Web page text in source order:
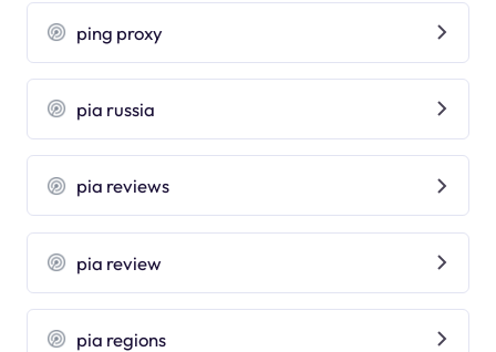
ping proxy
pia russia
pia reviews
pia review
pia regions